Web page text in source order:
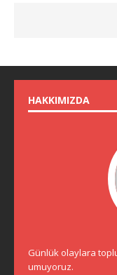
HAKKIMIZDA
Günlük olaylara
umuyoruz.